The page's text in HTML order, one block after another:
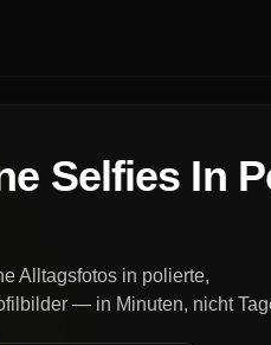
Selfies In
Alltagsfotos in polierte,
— in Minuten, nicht